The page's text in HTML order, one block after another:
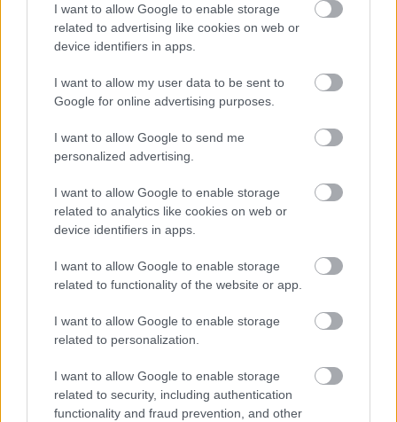
I want to allow Google to enable storage
related to advertising like cookies on web or
device identifiers in apps.
I want to allow my user data to be sent to
Google for online advertising purposes.
I want to allow Google to send me
personalized advertising.
I want to allow Google to enable storage
related to analytics like cookies on web or
device identifiers in apps.
I want to allow Google to enable storage
related to functionality of the website or app.
I want to allow Google to enable storage
related to personalization.
I want to allow Google to enable storage
related to security, including authentication
functionality and fraud prevention, and other
@Sörömpőőr:
deportalos, Dunaba lovetos klasszikus kommunista
diktatura, amirol te itt allandoan abrandozol?
Baromi mokas vagy, hogy sokadszorra sem fogod
fel, hogy ezzel a peldaval mekkora gyonyoru ongolt
losz magadnak. :-)
@tff: Nyugi, a neokapitalizmushoz képest
szerint a románok 54%-a véli úgy, hogy jobb
életkörülményei voltak a ceausescu-diktatúrában:
it/raluca-besliu/communist-nostalgia-in-romania
Képzelheted, milyen nyomor lehet ott most...!